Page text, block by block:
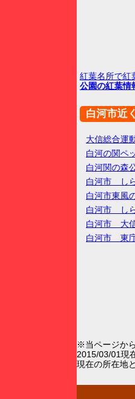
紅葉名所で紅
公園の紅葉情
白河市近
大信総合運
白河の関ペ
白河関の森
白河市 し
白河市東風
白河市 し
白河市 大
白河市 東
※当ページか
2015/03/01現
現在の所在地